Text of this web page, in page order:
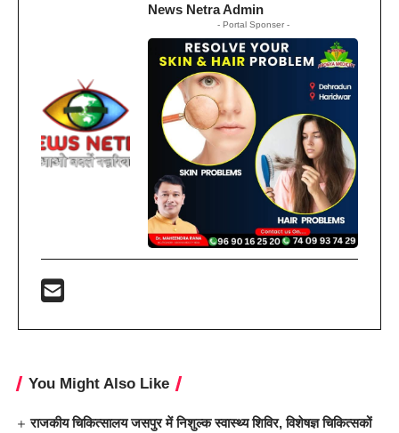
News Netra Admin
- Portal Sponser -
You Might Also Like
राजकीय चिकित्सालय जसपुर में निशुल्क स्वास्थ्य शिविर, विशेषज्ञ चिकित्सकों